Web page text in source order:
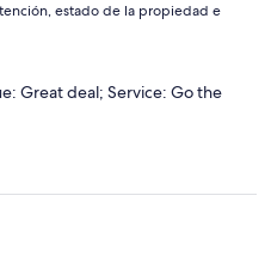
estado de la propiedad e
Great deal; Service: Go the